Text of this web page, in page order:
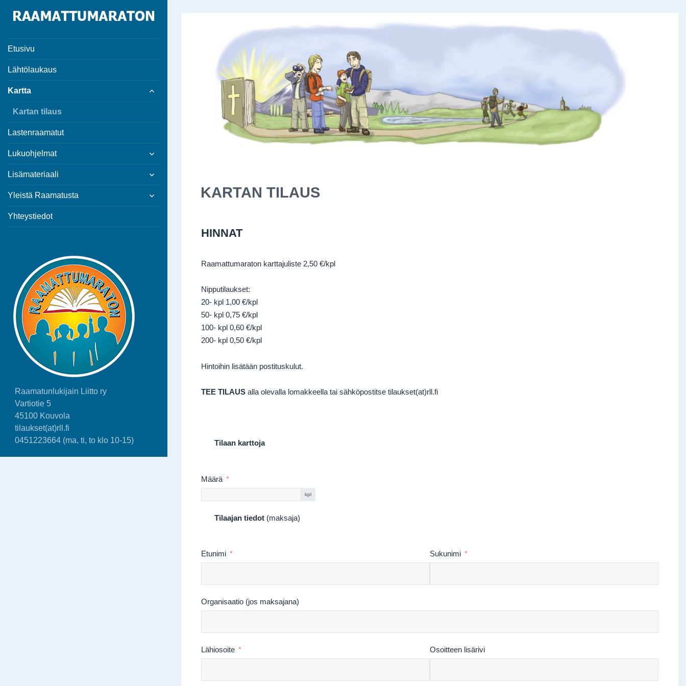
Raamattumaraton
Etusivu
Lähtölaukaus
Kartta
expand
Kartan tilaus
Lastenraamatut
Lukuohjelmat
expand
child
menu
Lisämateriaali
expand
child
menu
Yleistä Raamatusta
expand
child
Yhteystiedot
Raamatunlukijain Liitto ry
Vartiotie 5
45100 Kouvola
tilaukset(at)rll.fi
0451223664 (ma, ti, to klo 10-15)
KARTAN TILAUS
HINNAT
Raamattumaraton karttajuliste 2,50 €/kpl
Nipputilaukset:
20- kpl 1,00 €/kpl
50- kpl 0,75 €/kpl
100- kpl 0,60 €/kpl
200- kpl 0,50 €/kpl
Hintoihin lisätään postituskulut.
TEE TILAUSalla olevalla lomakkeella tai sähköpostitse tilaukset(at)rll.fi
Tilaan karttoja
Määrä
kpl
Tilaajan tiedot (maksaja)
Etunimi Sukunimi
Organisaatio (jos maksajana)
Lähiosoite Osoitteen lisärivi